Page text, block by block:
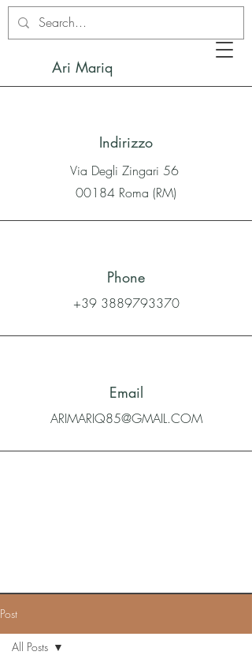
Ari Mariq
Indirizzo
Via Degli Zingari 56
00184 Roma (RM)
Phone
+39 3889793370
Email
ARIMARIQ85@GMAIL.COM
Post
All Posts